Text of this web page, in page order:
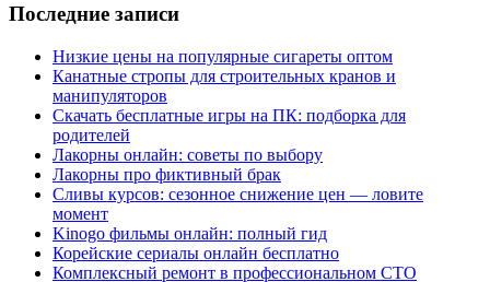
Последние записи
Низкие цены на популярные сигареты оптом
Канатные стропы для строительных кранов и
манипуляторов
Скачать бесплатные игры на ПК: подборка для
родителей
Лакорны онлайн: советы по выбору
Лакорны про фиктивный брак
Сливы курсов: сезонное снижение цен — ловите
момент
Kinogo фильмы онлайн: полный гид
Корейские сериалы онлайн бесплатно
Комплексный ремонт в профессиональном СТО